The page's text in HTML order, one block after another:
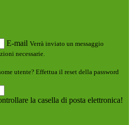
E-mail Verrà inviato un messaggio
necessarie.
utente? Effettua il reset della password
la casella di posta elettronica!